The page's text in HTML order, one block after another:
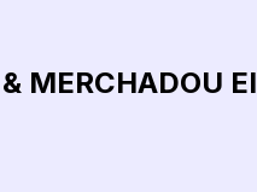
MERCHADOU EI